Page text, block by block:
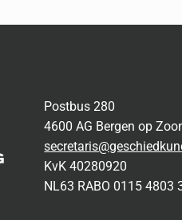
Postbus 280
4600 AG Bergen op
KvK 40280920
NL63 RABO 0115 4803